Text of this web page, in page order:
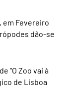
em Fevereiro
dão-se
“O Zoo vai à
de Lisboa